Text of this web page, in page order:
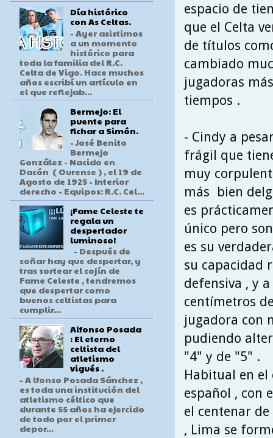
espacio de
que el Celta
de títulos
cambiado
jugadoras
tiempos .
- Cindy a
frágil que
muy
más bien
es
único pero
es su
su capacidad
defensiva , y
centímetros
jugadora con
pudiendo
"4" y de "5" .
Habitual en
español , con
el centenar
, Lima se
Día histórico
con As Celtas.
- Ayer asistimos
a un momento
histórico para
toda la familia del R.C.
Celta de Vigo. Hace muchos
años escribí un artículo en
el que reflejab...
Bermejo: El
puente para
fichar a Simón.
- José Benito
Bermejo
González - Nacido en
Dacón ( Ourense ) , el 19 de
Agosto de 1925 - Interior
derecho - Equipos: R.C. Cel...
¡Fame Celeste te
regala un
despertador
luminoso!
- Después de
soñar hay que despertar, y
tras sortear el cojín de
Fame Celeste , tendremos
que despertar como
buenos celtistas para
cumplir...
Alfonso Posada
: El eterno
celtista del
atletismo
vigués .
- A lfonso Posada Sánchez ,
es toda una institución del
atletismo céltico que
durante 55 años ha ejercido
de todo por el primer
depor...